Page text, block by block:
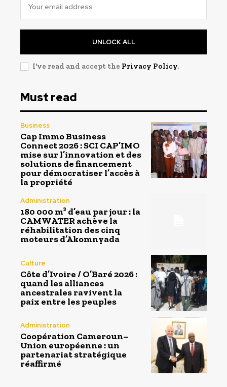
UNLOCK ALL
I've read and accept the Privacy Policy.
Must read
Business
Cap Immo Business
Connect 2026 : SCI CAP’IMO
mise sur l’innovation et des
solutions de financement
pour démocratiser l’accès à
la propriété
Administration
180 000 m³ d’eau par jour : la
CAMWATER achève la
réhabilitation des cinq
moteurs d’Akomnyada
Culture
Côte d’Ivoire / O’Baré 2026 :
quand les alliances
ancestrales ravivent la
paix entre les peuples
Administration
Coopération Cameroun–
Union européenne : un
partenariat stratégique
réaffirmé